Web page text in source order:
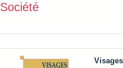
Société